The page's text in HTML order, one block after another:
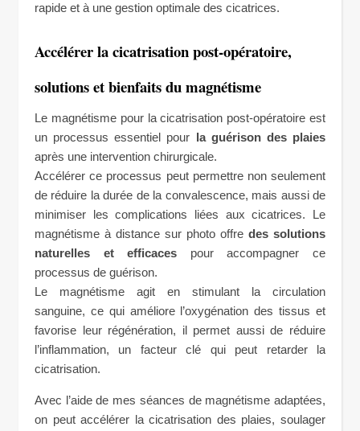
rapide et à une gestion optimale des cicatrices.
Accélérer la cicatrisation post-opératoire,
solutions et bienfaits du magnétisme
Le magnétisme pour la cicatrisation post-opératoire est
un processus essentiel pour la guérison des plaies
après une intervention chirurgicale.
Accélérer ce processus peut permettre non seulement
de réduire la durée de la convalescence, mais aussi de
minimiser les complications liées aux cicatrices. Le
magnétisme à distance sur photo offre des solutions
naturelles et efficaces pour accompagner ce
processus de guérison.
Le magnétisme agit en stimulant la circulation
sanguine, ce qui améliore l’oxygénation des tissus et
favorise leur régénération, il permet aussi de réduire
l’inflammation, un facteur clé qui peut retarder la
cicatrisation.
Avec l’aide de mes séances de magnétisme adaptées,
on peut accélérer la cicatrisation des plaies, soulager